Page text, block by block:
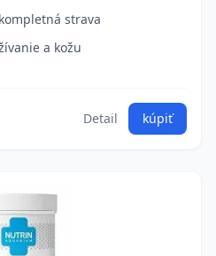
strava
a kožu
Detail kúpiť